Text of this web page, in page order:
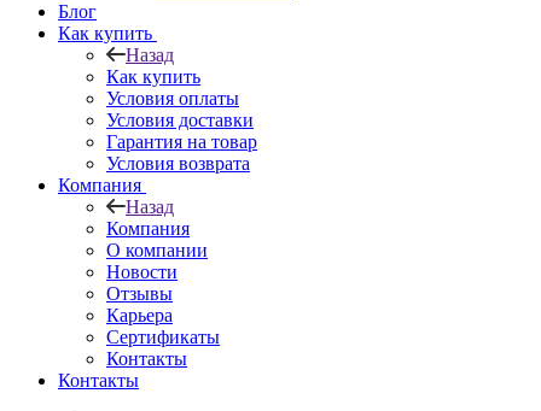
Блог
Как купить
Назад
Как купить
Условия оплаты
Условия доставки
Гарантия на товар
Условия возврата
Компания
Назад
Компания
О компании
Новости
Отзывы
Карьера
Сертификаты
Контакты
Контакты